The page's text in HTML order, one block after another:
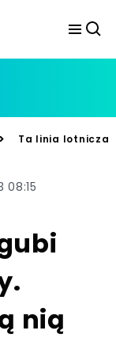
Ta linia lotnicza
08:15
nią